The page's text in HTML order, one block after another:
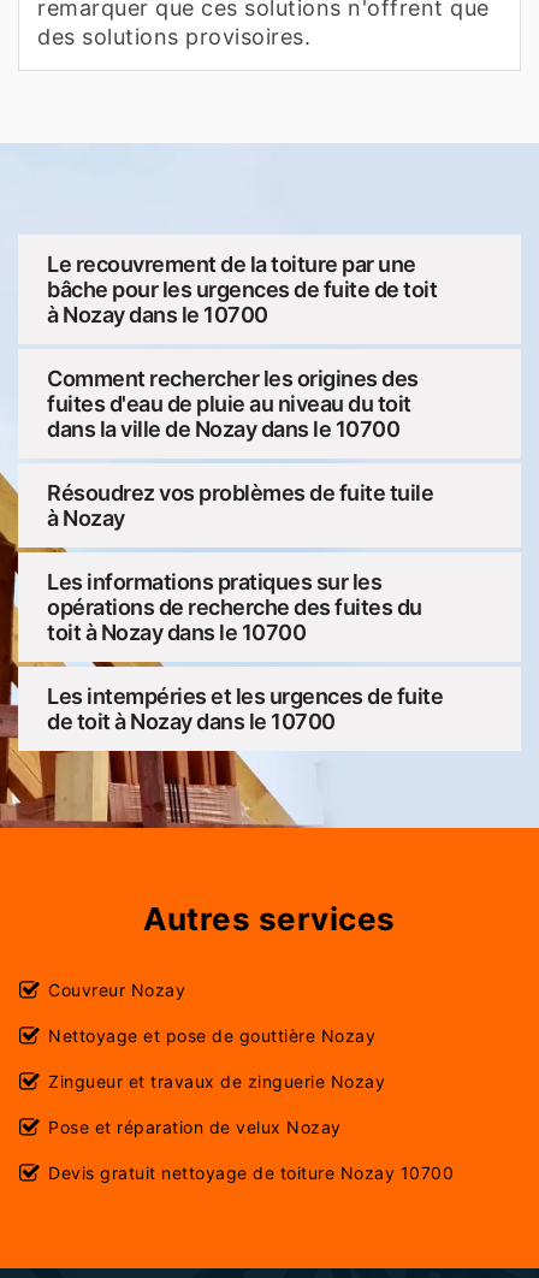
remarquer que ces solutions n'offrent que
des solutions provisoires.
Le recouvrement de la toiture par une
bâche pour les urgences de fuite de toit
à Nozay dans le 10700
Comment rechercher les origines des
fuites d'eau de pluie au niveau du toit
dans la ville de Nozay dans le 10700
Résoudrez vos problèmes de fuite tuile
à Nozay
Les informations pratiques sur les
opérations de recherche des fuites du
toit à Nozay dans le 10700
Les intempéries et les urgences de fuite
de toit à Nozay dans le 10700
Autres services
Couvreur Nozay
Nettoyage et pose de gouttière Nozay
Zingueur et travaux de zinguerie Nozay
Pose et réparation de velux Nozay
Devis gratuit nettoyage de toiture Nozay 10700